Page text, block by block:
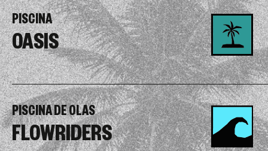
PISCINA
OASIS
PISCINA DE OLAS
FLOWRIDERS